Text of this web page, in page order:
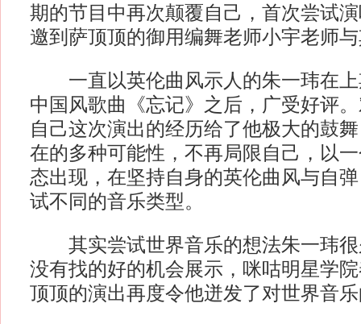
期的节目中再次颠覆自己，首次尝试
邀到萨顶顶的御用编舞老师小宇老师
一直以英伦曲风示人的朱一玮在上
中国风歌曲《忘记》之后，广受好评
自己这次演出的经历给了他极大的鼓
在的多种可能性，不再局限自己，以
态出现，在坚持自身的英伦曲风与自
试不同的音乐类型。
其实尝试世界音乐的想法朱一玮很
没有找的好的机会展示，咪咕明星学
顶顶的演出再度令他迸发了对世界音